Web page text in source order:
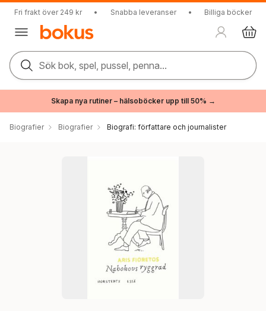
Fri frakt över 249 kr • Snabba leveranser • Billiga böcker
Sök bok, spel, pussel, penna...
Skapa nya rutiner – hälsoböcker upp till 50% →
Biografier Biografier Biografi: författare och journalister